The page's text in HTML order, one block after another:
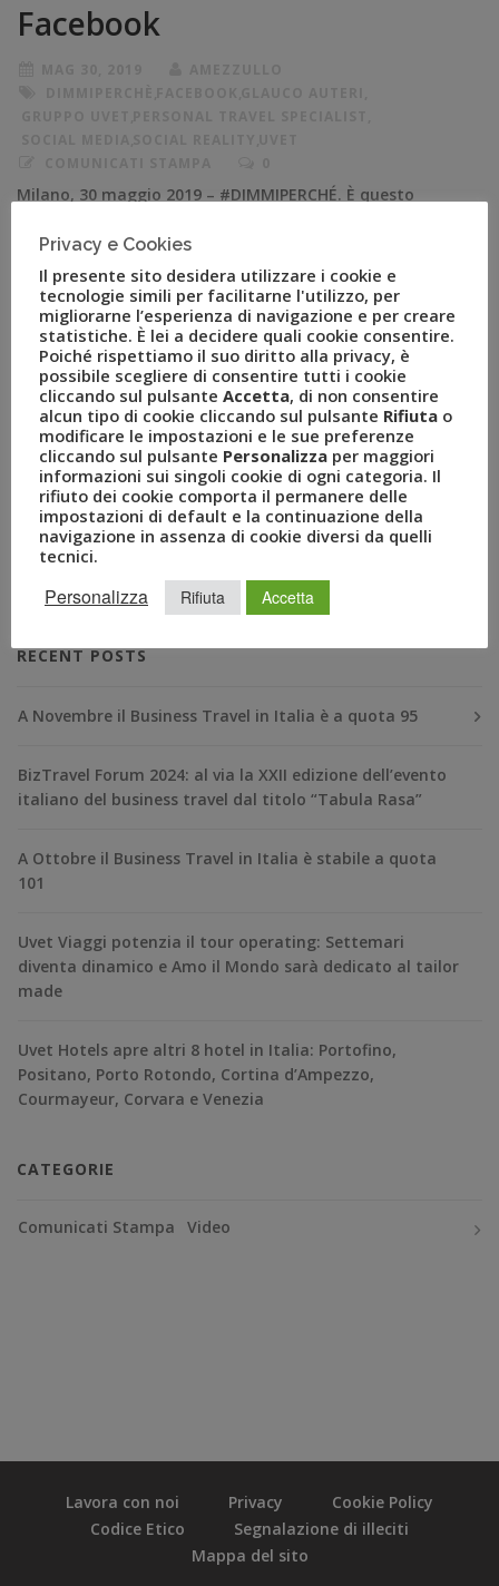
Facebook
Milano, 30 maggio 2019 – #DIMMIPERCHÉ. È questo
sua nuova campagna social che partirà su Facebook dal
3 Giugno Saranno direttamente i Personal Travel
Specialist, attraverso dei brevi video informativi, a
condurre la campagna di “social reality”. I Personal
Travel Specialist sono cento professionisti presenti su
[…]
RECENT POSTS
A Novembre il Business Travel in Italia è a quota 95
BizTravel Forum 2024: al via la XXII edizione dell’evento
italiano del business travel dal titolo “Tabula Rasa”
A Ottobre il Business Travel in Italia è stabile a quota
101
Uvet Viaggi potenzia il tour operating: Settemari
diventa dinamico e Amo il Mondo sarà dedicato al tailor
made
Uvet Hotels apre altri 8 hotel in Italia: Portofino,
Positano, Porto Rotondo, Cortina d’Ampezzo,
Courmayeur, Corvara e Venezia
CATEGORIE
Comunicati Stampa Video
Lavora con noi Privacy
Cookie Policy
Codice Etico
Segnalazione di illeciti
Mappa del sito
Privacy e Cookies
Il presente sito desidera utilizzare i cookie e
tecnologie simili per facilitarne l'utilizzo, per
migliorarne l’esperienza di navigazione e per creare
statistiche. È lei a decidere quali cookie consentire.
Poiché rispettiamo il suo diritto alla privacy, è
possibile scegliere di consentire tutti i cookie
cliccando sul pulsante Accetta, di non consentire
alcun tipo di cookie cliccando sul pulsante Rifiuta o
modificare le impostazioni e le sue preferenze
cliccando sul pulsante Personalizza per maggiori
informazioni sui singoli cookie di ogni categoria. Il
rifiuto dei cookie comporta il permanere delle
impostazioni di default e la continuazione della
navigazione in assenza di cookie diversi da quelli
tecnici.
Personalizza Rifiuta Accetta